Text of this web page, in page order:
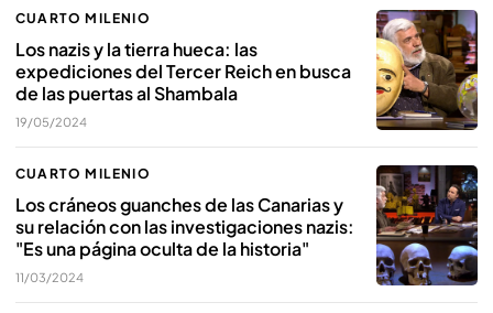
CUARTO MILENIO
Los nazis y la tierra hueca: las
expediciones del Tercer Reich en busca
de las puertas al Shambala
19/05/2024
CUARTO MILENIO
Los cráneos guanches de las Canarias y
su relación con las investigaciones nazis:
"Es una página oculta de la historia"
11/03/2024